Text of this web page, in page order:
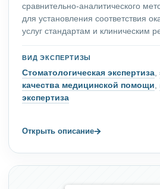
сравнительно-аналитического
для установления соответствия
услуг стандартам и клиническим
ВИД ЭКСПЕРТИЗЫ
Стоматологическая экспертиза,
качества медицинской помощи,
экспертиза
Открыть описание→